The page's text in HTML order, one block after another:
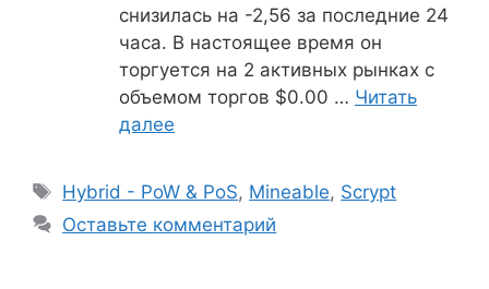
снизилась на -2,56 за последние 24
часа. В настоящее время он
торгуется на 2 активных рынках с
объемом торгов $0.00 … Читать
далее
Метки
Hybrid - PoW & PoS, Mineable, Scrypt
Оставьте комментарий